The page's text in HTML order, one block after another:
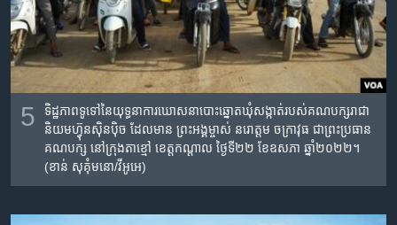
5
ទិដ្ឋភាព​ទូទៅ​នៃ​យុទ្ធនាការ​ឃោសនាបោះឆ្នោត​ឃុំសង្កាត់របស់​គណបក្ស​រាជា​
និយម​ហ្វ៊ុន​ស៊ិន​ប៉ិច​ ដែល​មាន​ ​​ព្រះអង្គម្ចាស់ នរោត្តម ចក្រា​វុធ​ ជា​ព្រះប្រធាន
គណបក្ស​ នៅក្រុង​តាខ្មៅ​ ខេត្តកណ្តាល ថ្ងៃទី​២២ ខែឧសភា ឆ្នាំ២០២២​។
(ខាន់​ សុគុំមនោ/វីអូអេ)